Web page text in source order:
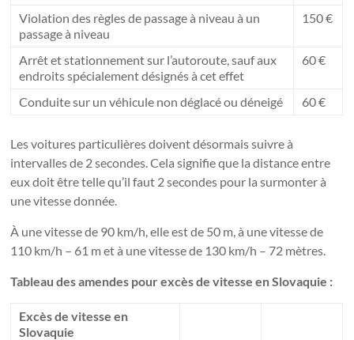
Violation des règles de passage à niveau à un
passage à niveau
150 €
Arrêt et stationnement sur l’autoroute, sauf aux
endroits spécialement désignés à cet effet
60 €
Conduite sur un véhicule non déglacé ou déneigé 60 €
Les voitures particulières doivent désormais suivre à
intervalles de 2 secondes. Cela signifie que la distance entre
eux doit être telle qu’il faut 2 secondes pour la surmonter à
une vitesse donnée.
À une vitesse de 90 km/h, elle est de 50 m, à une vitesse de
110 km/h – 61 m et à une vitesse de 130 km/h – 72 mètres.
Tableau des amendes pour excès de vitesse en Slovaquie :
Excès de vitesse en
Slovaquie